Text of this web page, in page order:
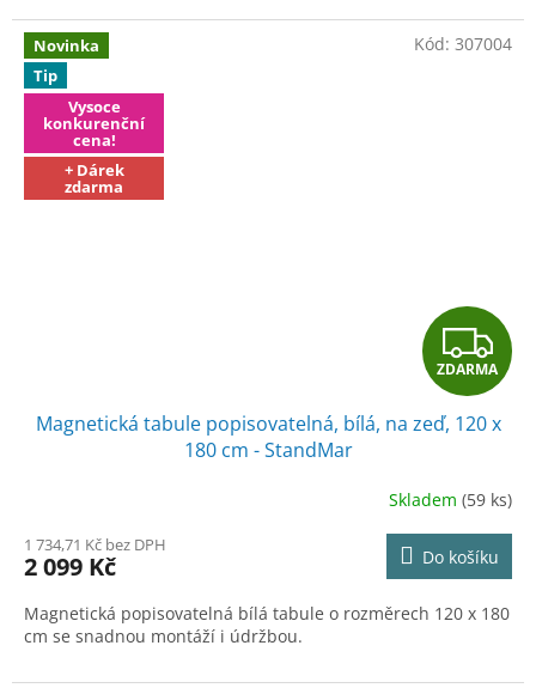
Novinka
Tip
Vysoce
konkurenční
cena!
+ Dárek
zdarma
Z
D
A
R
M
A
ZDARMA
Magnetická tabule popisovatelná, bílá, na zeď, 120 x
180 cm - StandMar
Skladem (59 ks)
1 734,71 Kč bez DPH
2 099 Kč Do košíku
Magnetická popisovatelná bílá tabule o rozměrech 120 x 180
cm se snadnou montáží i údržbou.
Kód: 307004